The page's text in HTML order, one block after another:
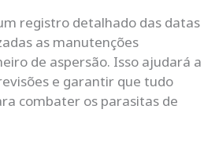
registro detalhado das datas
as manutenções
de aspersão. Isso ajudará a
e garantir que tudo
combater os parasitas de